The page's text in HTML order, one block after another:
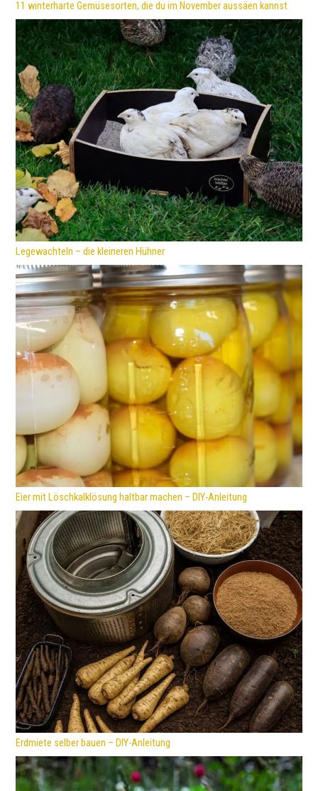
11 winterharte Gemüsesorten, die du im November aussäen kannst
Legewachteln – die kleineren Hühner
Eier mit Löschkalklösung haltbar machen – DIY-Anleitung
Erdmiete selber bauen – DIY-Anleitung